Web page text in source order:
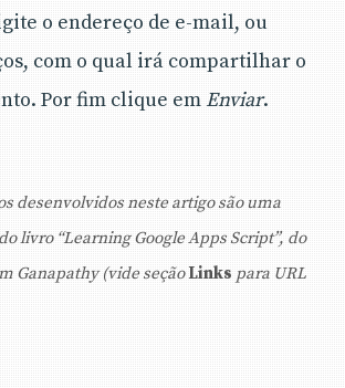
o endereço de e-mail, ou
com o qual irá compartilhar o
Por fim clique emEnviar.
desenvolvidos neste artigo são uma
livro “Learning Google Apps Script”, do
Ganapathy (vide seçãoLinks para URL